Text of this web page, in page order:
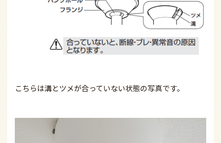
こちらは溝とツメが合っていない状態の写真です。